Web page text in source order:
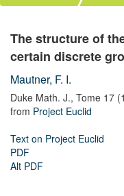
The structure of
certain discrete
Mautner, F. I.
Duke Math. J., Tome 17
from Project Euclid
Text on Project Euclid
PDF
Alt PDF